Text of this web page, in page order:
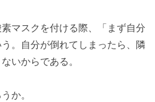
マスクを付ける際、「まず自分
。自分が倒れてしまったら、隣
いからである。
か。